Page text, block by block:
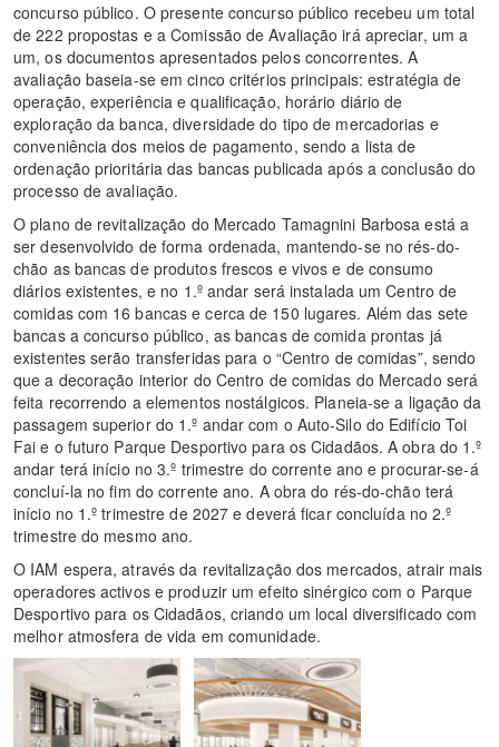
concurso público. O presente concurso público recebeu um total
de 222 propostas e a Comissão de Avaliação irá apreciar, um a
um, os documentos apresentados pelos concorrentes. A
avaliação baseia-se em cinco critérios principais: estratégia de
operação, experiência e qualificação, horário diário de
exploração da banca, diversidade do tipo de mercadorias e
conveniência dos meios de pagamento, sendo a lista de
ordenação prioritária das bancas publicada após a conclusão do
processo de avaliação.
O plano de revitalização do Mercado Tamagnini Barbosa está a
ser desenvolvido de forma ordenada, mantendo-se no rés-do-
chão as bancas de produtos frescos e vivos e de consumo
diários existentes, e no 1.º andar será instalada um Centro de
comidas com 16 bancas e cerca de 150 lugares. Além das sete
bancas a concurso público, as bancas de comida prontas já
existentes serão transferidas para o “Centro de comidas”, sendo
que a decoração interior do Centro de comidas do Mercado será
feita recorrendo a elementos nostálgicos. Planeia-se a ligação da
passagem superior do 1.º andar com o Auto-Silo do Edifício Toi
Fai e o futuro Parque Desportivo para os Cidadãos. A obra do 1.º
andar terá início no 3.º trimestre do corrente ano e procurar-se-á
concluí-la no fim do corrente ano. A obra do rés-do-chão terá
início no 1.º trimestre de 2027 e deverá ficar concluída no 2.º
trimestre do mesmo ano.
O IAM espera, através da revitalização dos mercados, atrair mais
operadores activos e produzir um efeito sinérgico com o Parque
Desportivo para os Cidadãos, criando um local diversificado com
melhor atmosfera de vida em comunidade.